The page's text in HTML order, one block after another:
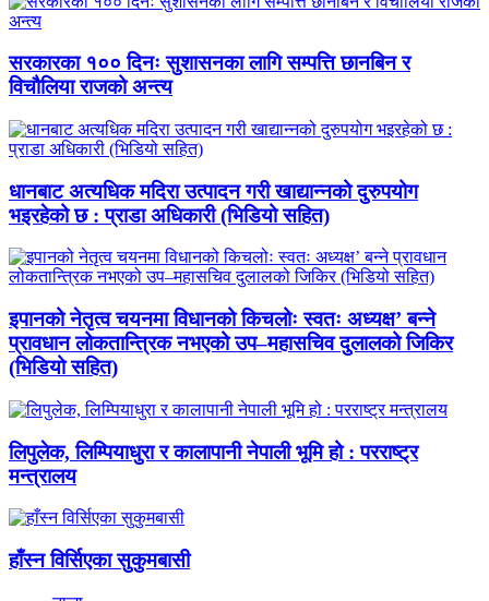
सरकारका १०० दिनः सुशासनका लागि सम्पत्ति छानबिन र
विचौलिया राजको अन्त्य
धानबाट अत्यधिक मदिरा उत्पादन गरी खाद्यान्नको दुरुपयोग
भइरहेको छ : प्राडा अधिकारी (भिडियो सहित)
इपानको नेतृत्व चयनमा विधानको किचलोः स्वतः अध्यक्ष’ बन्ने
प्रावधान लोकतान्त्रिक नभएको उप–महासचिव दुलालको जिकिर
(भिडियो सहित)
लिपुलेक, लिम्पियाधुरा र कालापानी नेपाली भूमि हो : परराष्ट्र
मन्त्रालय
हाँस्न विर्सिएका सुकुमबासी